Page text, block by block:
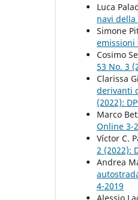
Luca
navi della
Simone
emissioni
Cosimo
53 No. 3
Clarissa
derivanti
(2022):
Marco
Online 3-
Víctor C.
2 (2022):
Andrea
4-2019
Alessio